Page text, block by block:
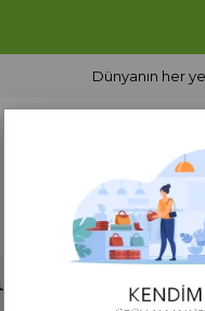
Modelleri Alt Giyim